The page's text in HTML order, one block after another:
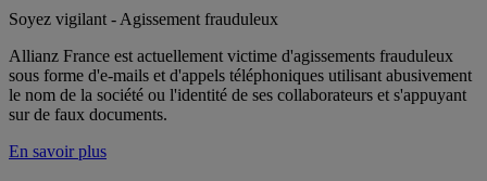
Soyez vigilant - Agissement frauduleux
Allianz France est actuellement victime d'agissements frauduleux
sous forme d'e-mails et d'appels téléphoniques utilisant abusivement
le nom de la société ou l'identité de ses collaborateurs et s'appuyant
sur de faux documents.
En savoir plus